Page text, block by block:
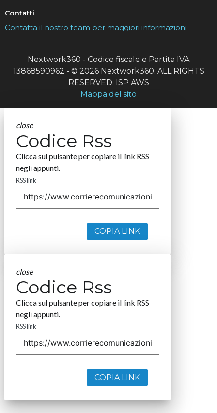
Contatti
Contatta il nostro team per maggiori informazioni
Nextwork360 - Codice fiscale e Partita IVA
13868590962 - © 2026 Nextwork360. ALL RIGHTS
RESERVED. ISP AWS
Mappa del sito
close
Codice Rss
Clicca sul pulsante per copiare il link RSS
negli appunti.
RSS link
COPIA LINK
close
Codice Rss
Clicca sul pulsante per copiare il link RSS
negli appunti.
RSS link
COPIA LINK